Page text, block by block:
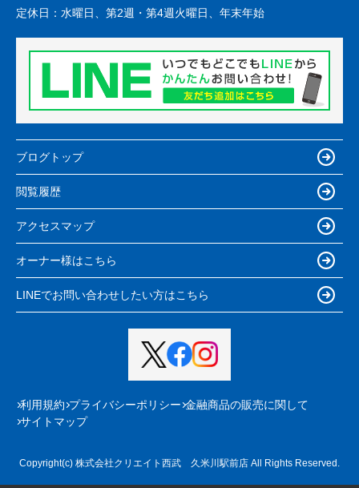
定休日： 水曜日、第2週・第4週火曜日、年末年始
ブログトップ
閲覧履歴
アクセスマップ
オーナー様はこちら
LINEでお問い合わせしたい方はこちら
利用規約 プライバシーポリシー 金融商品の販売に関して
サイトマップ
Copyright(c) 株式会社クリエイト西武 久米川駅前店 All Rights Reserved.